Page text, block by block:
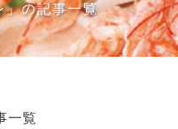
」の記事一覧
一覧